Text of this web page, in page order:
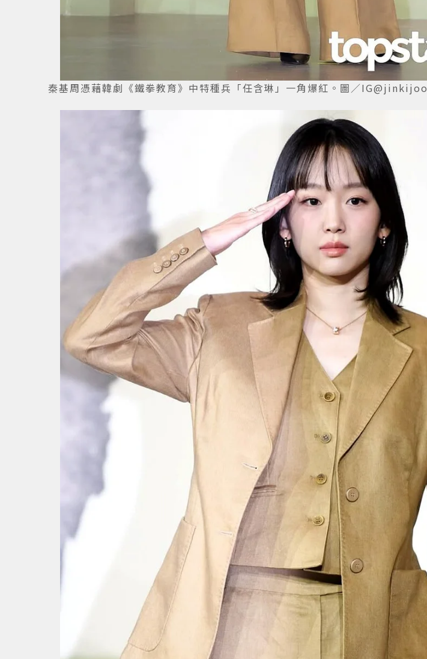
秦基周憑藉韓劇《鐵拳教育》中特種兵「任含琳」一角爆紅。圖／IG@jinkijoo